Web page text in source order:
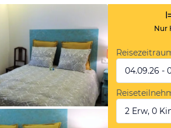
Nur
04.09.26 -
2 Erw, 0